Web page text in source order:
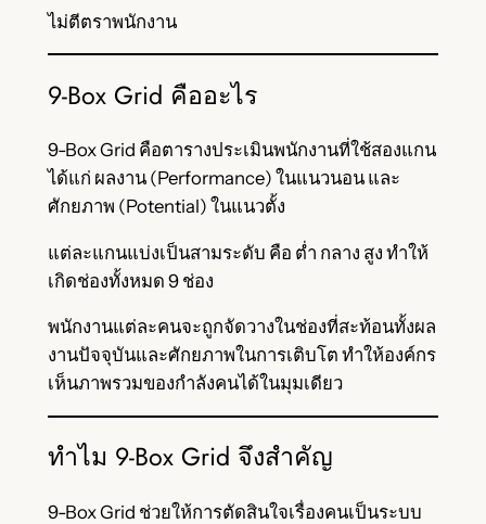
ไม่ตีตราพนักงาน
9-Box Grid คืออะไร
9-Box Grid คือตารางประเมินพนักงานที่ใช้สองแกน
ได้แก่ ผลงาน (Performance) ในแนวนอน และ
ศักยภาพ (Potential) ในแนวตั้ง
แต่ละแกนแบ่งเป็นสามระดับ คือ ต่ำ กลาง สูง ทำให้
เกิดช่องทั้งหมด 9 ช่อง
พนักงานแต่ละคนจะถูกจัดวางในช่องที่สะท้อนทั้งผล
งานปัจจุบันและศักยภาพในการเติบโต ทำให้องค์กร
เห็นภาพรวมของกำลังคนได้ในมุมเดียว
ทำไม 9-Box Grid จึงสำคัญ
9-Box Grid ช่วยให้การตัดสินใจเรื่องคนเป็นระบบ